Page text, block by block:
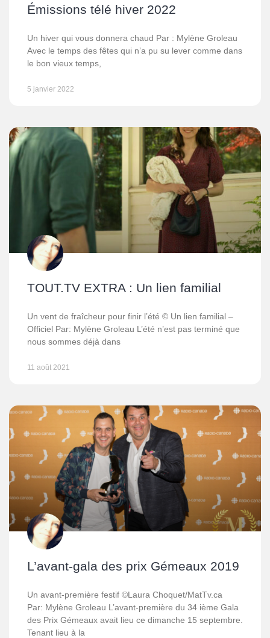
Émissions télé hiver 2022
Un hiver qui vous donnera chaud Par : Mylène Groleau
Avec le temps des fêtes qui n’a pu su lever comme dans
le bon vieux temps,
5 janvier 2022
TOUT.TV EXTRA : Un lien familial
Un vent de fraîcheur pour finir l’été © Un lien familial –
Officiel Par: Mylène Groleau L’été n’est pas terminé que
nous sommes déjà dans
11 août 2021
L’avant-gala des prix Gémeaux 2019
Un avant-première festif ©Laura Choquet/MatTv.ca
Par: Mylène Groleau L’avant-première du 34 ième Gala
des Prix Gémeaux avait lieu ce dimanche 15 septembre.
Tenant lieu à la